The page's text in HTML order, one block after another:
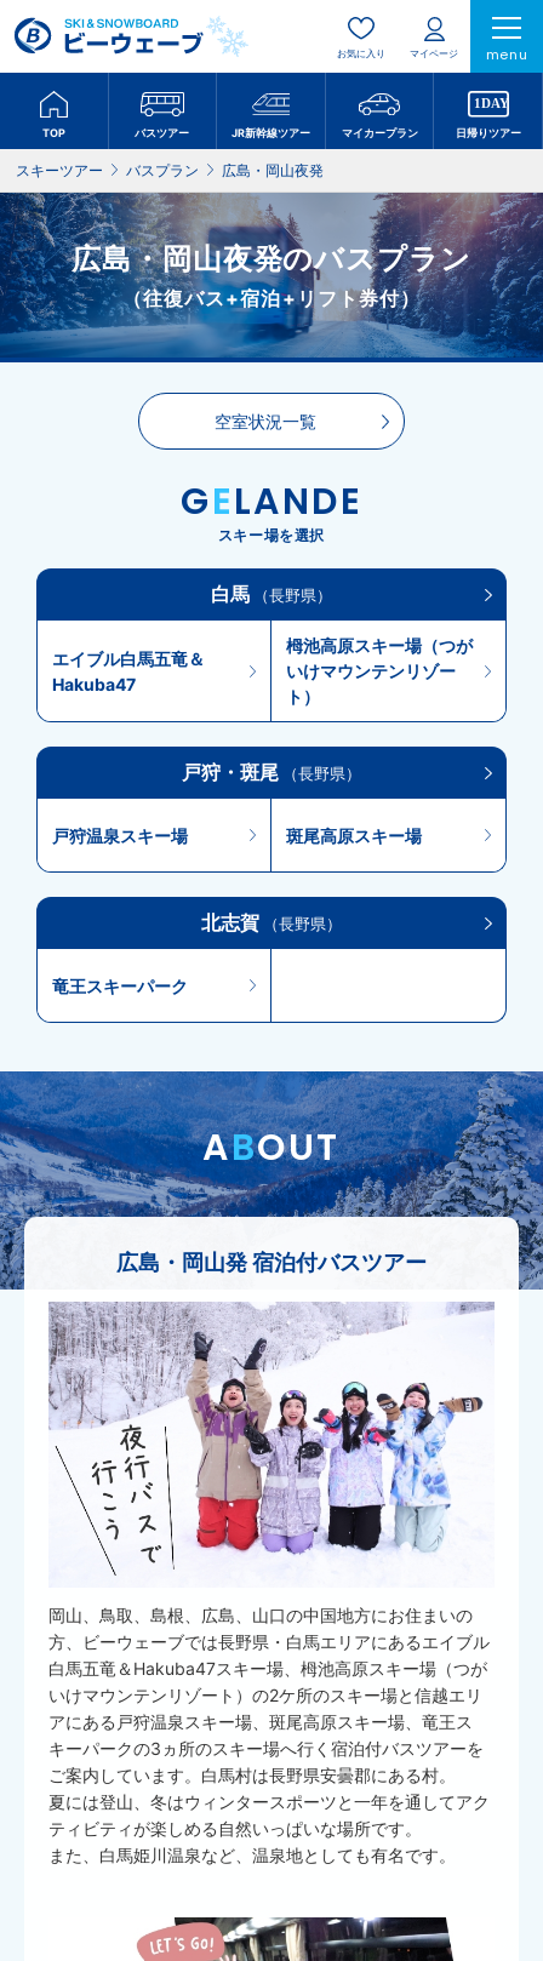
お気に入り マイページ menu
TOP バスツアー JR新幹線ツアー マイカープラン 日帰りツアー
スキーツアー バスプラン 広島・岡山夜発
広島・岡山夜発のバスプラン
（往復バス+宿泊+リフト券付）
空室状況一覧
GELANDE
スキー場を選択
白馬 （長野県）
エイブル白馬五竜＆
Hakuba47
栂池高原スキー場（つが
いけマウンテンリゾー
ト）
戸狩・斑尾 （長野県）
戸狩温泉スキー場 斑尾高原スキー場
北志賀 （長野県）
竜王スキーパーク
ABOUT
広島・岡山発 宿泊付バスツアー
岡山、鳥取、島根、広島、山口の中国地方にお住まいの
方、ビーウェーブでは長野県・白馬エリアにあるエイブル
白馬五竜＆Hakuba47スキー場、栂池高原スキー場（つが
いけマウンテンリゾート）の2ケ所のスキー場と信越エリ
アにある戸狩温泉スキー場、斑尾高原スキー場、竜王ス
キーパークの3ヵ所のスキー場へ行く宿泊付バスツアーを
ご案内しています。白馬村は長野県安曇郡にある村。
夏には登山、冬はウィンタースポーツと一年を通してアク
ティビティが楽しめる自然いっぱいな場所です。
また、白馬姫川温泉など、温泉地としても有名です。